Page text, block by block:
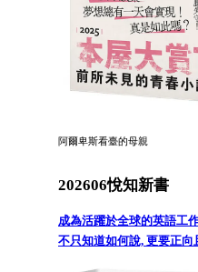
阿爾卑斯看臺的母親
202606悅知新書
成為活躍於全球的英語工
不只知道如何說, 更要正